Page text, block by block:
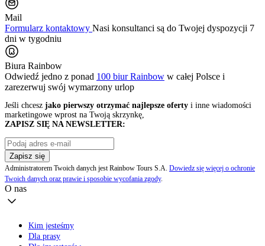
Mail
Formularz kontaktowy Nasi konsultanci są do Twojej dyspozycji 7
dni w tygodniu
Biura Rainbow
Odwiedź jedno z ponad 100 biur Rainbow w całej Polsce i
zarezerwuj swój wymarzony urlop
Jeśli chcesz jako pierwszy otrzymać najlepsze oferty i inne wiadomości
marketingowe wprost na Twoją skrzynkę,
ZAPISZ SIĘ NA NEWSLETTER:
Zapisz się
Administratorem Twoich danych jest Rainbow Tours S.A. Dowiedz się więcej o ochronie
Twoich danych oraz prawie i sposobie wycofania zgody.
O nas
Kim jesteśmy
Dla prasy